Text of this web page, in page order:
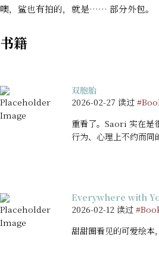
噢，鲨也有拍的，就是…… 部分外包。
书籍
双胞胎
2026-02-27 读过
重看了。Saori 实在是
行为、心理上不约而同
Everywhere with
2026-02-12 读过
甜甜圈看见的可爱绘本